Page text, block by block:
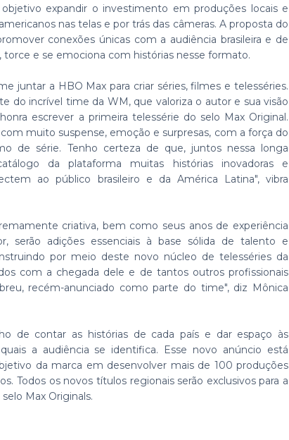
expandir o investimento em produções locais e
nas telas e por trás das câmeras. A proposta do
conexões únicas com a audiência brasileira e de
e se emociona com histórias nesse formato.
juntar a HBO Max para criar séries, filmes e telesséries.
do incrível time da WM, que valoriza o autor e sua visão
escrever a primeira telessérie do selo Max Original.
muito suspense, emoção e surpresas, com a força do
de série. Tenho certeza de que, juntos nessa longa
da plataforma muitas histórias inovadoras e
ao público brasileiro e da América Latina", vibra
criativa, bem como seus anos de experiência
serão adições essenciais à base sólida de talento e
por meio deste novo núcleo de telesséries da
com a chegada dele e de tantos outros profissionais
recém-anunciado como parte do time", diz Mônica
de contar as histórias de cada país e dar espaço às
a audiência se identifica. Esse novo anúncio está
da marca em desenvolver mais de 100 produções
Todos os novos títulos regionais serão exclusivos para a
Max Originals.